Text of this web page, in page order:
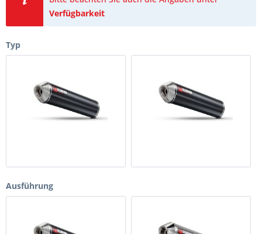
Verfügbarkeit
Typ
Ausführung